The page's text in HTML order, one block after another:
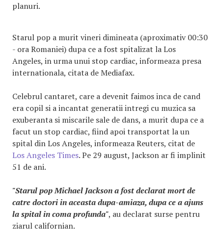
planuri.
Starul pop a murit vineri dimineata (aproximativ 00:30
- ora Romaniei) dupa ce a fost spitalizat la Los
Angeles, in urma unui stop cardiac, informeaza presa
internationala, citata de Mediafax.
Celebrul cantaret, care a devenit faimos inca de cand
era copil si a incantat generatii intregi cu muzica sa
exuberanta si miscarile sale de dans, a murit dupa ce a
facut un stop cardiac, fiind apoi transportat la un
spital din Los Angeles, informeaza Reuters, citat de
Los Angeles Times. Pe 29 august, Jackson ar fi implinit
51 de ani.
"Starul pop Michael Jackson a fost declarat mort de
catre doctori in aceasta dupa-amiaza, dupa ce a ajuns
la spital in coma profunda", au declarat surse pentru
ziarul californian.